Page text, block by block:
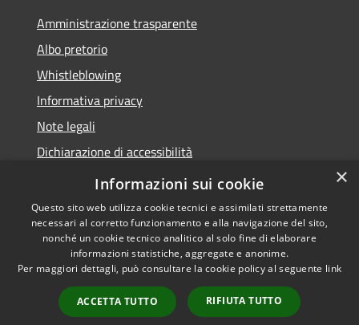
Amministrazione trasparente
Albo pretorio
Whistleblowing
Informativa privacy
Note legali
Dichiarazione di accessibilità
Obiettivi di accessibilità
Accessibilità
Copyright © 2026 • Comune di
Vigonza • Powered by
Municipium•
Accesso
redazione
×
Informazioni sui cookie
Questo sito web utilizza cookie tecnici e assimilati strettamente
necessari al corretto funzionamento e alla navigazione del sito,
nonché un cookie tecnico analitico al solo fine di elaborare
informazioni statistiche, aggregate e anonime.
Per maggiori dettagli, può consultare la cookie policy al seguente link
ACCETTA TUTTO RIFIUTA TUTTO